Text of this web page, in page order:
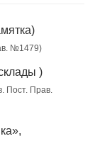
№1479)
)
Пост. Прав.